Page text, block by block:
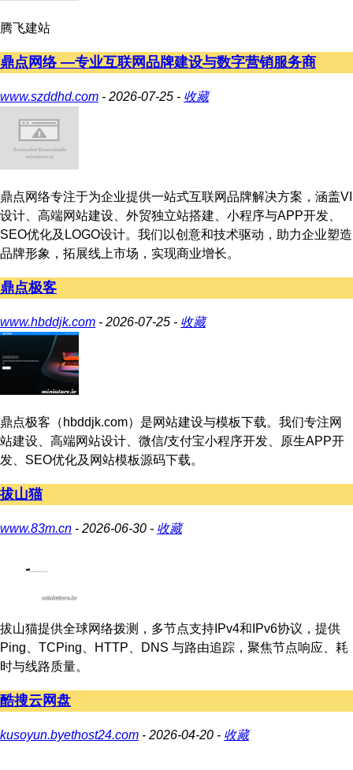
腾飞建站
鼎点网络 —专业互联网品牌建设与数字营销服务商
www.szddhd.com - 2026-07-25 - 收藏
鼎点网络专注于为企业提供一站式互联网品牌解决方案，涵盖VI
设计、高端网站建设、外贸独立站搭建、小程序与APP开发、
SEO优化及LOGO设计。我们以创意和技术驱动，助力企业塑造
品牌形象，拓展线上市场，实现商业增长。
鼎点极客
www.hbddjk.com - 2026-07-25 - 收藏
鼎点极客（hbddjk.com）是网站建设与模板下载。我们专注网
站建设、高端网站设计、微信/支付宝小程序开发、原生APP开
发、SEO优化及网站模板源码下载。
拔山猫
www.83m.cn - 2026-06-30 - 收藏
拔山猫提供全球网络拨测，多节点支持IPv4和IPv6协议，提供
Ping、TCPing、HTTP、DNS 与路由追踪，聚焦节点响应、耗
时与线路质量。
酷搜云网盘
kusoyun.byethost24.com - 2026-04-20 - 收藏